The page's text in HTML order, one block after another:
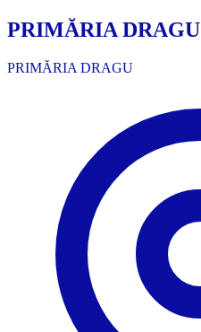
PRIMĂRIA DRAGU
PRIMĂRIA DRAGU